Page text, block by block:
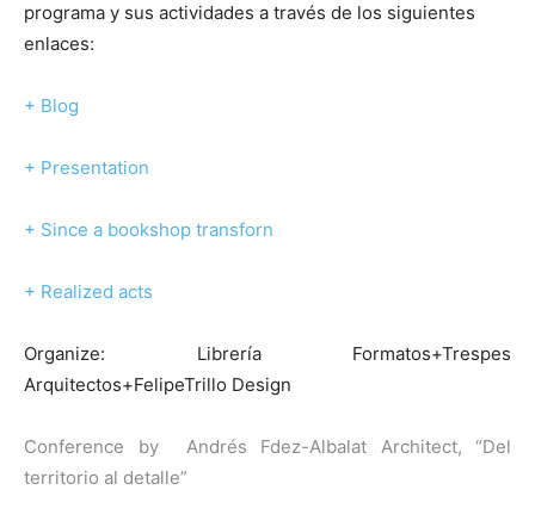
programa y sus actividades a través de los siguientes
enlaces:
+ Blog
+ Presentation
+ Since a bookshop transforn
+ Realized acts
Organize: Librería Formatos+Trespes
Arquitectos+FelipeTrillo Design
Conference by Andrés Fdez-Albalat Architect, “Del
territorio al detalle”